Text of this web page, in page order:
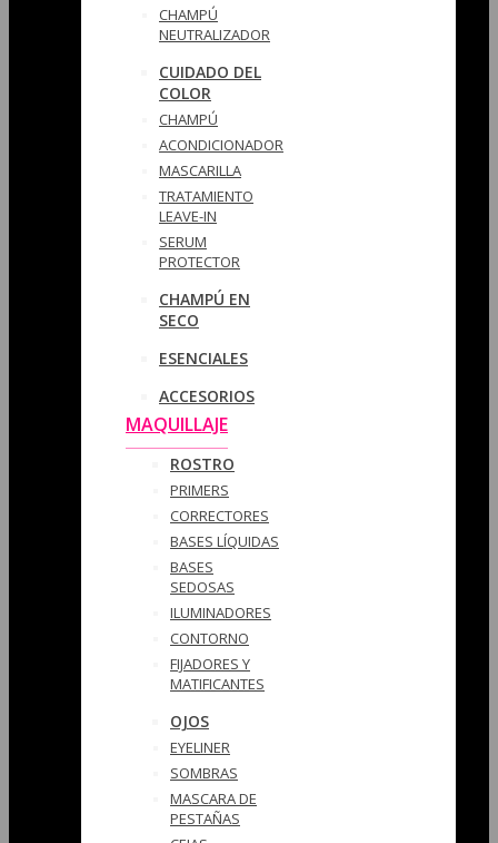
CHAMPÚ
NEUTRALIZADOR
CUIDADO DEL
COLOR
CHAMPÚ
ACONDICIONADOR
MASCARILLA
TRATAMIENTO
LEAVE-IN
SERUM
PROTECTOR
CHAMPÚ EN
SECO
ESENCIALES
ACCESORIOS
MAQUILLAJE
ROSTRO
PRIMERS
CORRECTORES
BASES LÍQUIDAS
BASES
SEDOSAS
ILUMINADORES
CONTORNO
FIJADORES Y
MATIFICANTES
OJOS
EYELINER
SOMBRAS
MASCARA DE
PESTAÑAS